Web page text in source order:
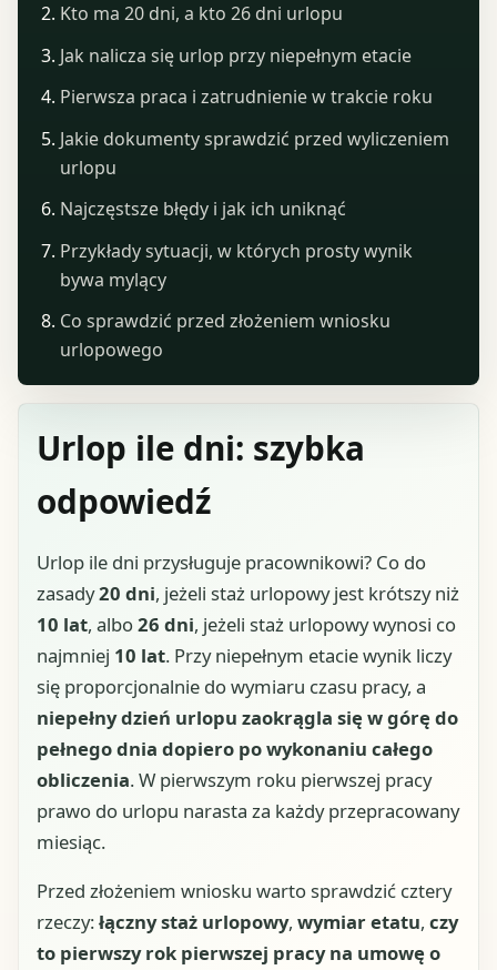
Urlop ile dni: szybka
odpowiedź
Urlop ile dni przysługuje pracownikowi? Co do
zasady20 dni, jeżeli staż urlopowy jest krótszy niż
10 lat, albo26 dni, jeżeli staż urlopowy wynosi co
najmniej 10 lat. Przy niepełnym etacie wynik liczy
się proporcjonalnie do wymiaru czasu pracy, a
niepełny dzień urlopu zaokrągla się w górę do
pełnego dnia dopiero po wykonaniu całego
obliczenia. W pierwszym roku pierwszej pracy
prawo do urlopu narasta za każdy przepracowany
miesiąc.
Przed złożeniem wniosku warto sprawdzić cztery
rzeczy:łączny staż urlopowy, wymiar etatu, czy
to pierwszy rok pierwszej pracy na umowę o
Kto ma 20 dni, a kto 26 dni urlopu
Jak nalicza się urlop przy niepełnym etacie
Pierwsza praca i zatrudnienie w trakcie roku
Jakie dokumenty sprawdzić przed wyliczeniem
urlopu
Najczęstsze błędy i jak ich uniknąć
Przykłady sytuacji, w których prosty wynik
bywa mylący
Co sprawdzić przed złożeniem wniosku
urlopowego